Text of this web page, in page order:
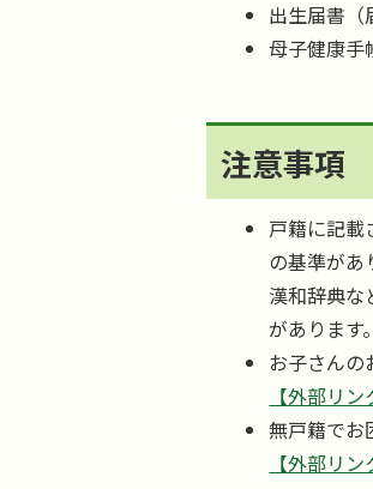
出生届書（
母子健康手
注意事項
戸籍に記載
の基準があ
漢和辞典な
があります。
お子さんの
【外部リ
無戸籍でお
【外部リ